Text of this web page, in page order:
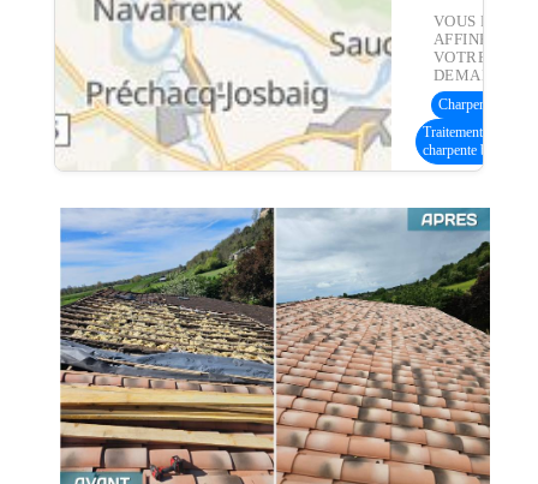
VOUS
AFFINER
VOTRE
DEMANDE :
Charpente bois
Traitement
charpente bois